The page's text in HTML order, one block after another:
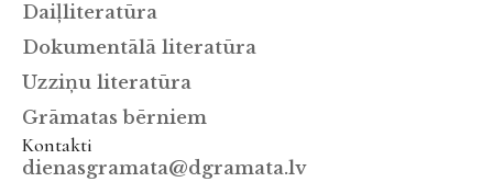
Daiļliteratūra
Dokumentālā literatūra
Uzziņu literatūra
Grāmatas bērniem
Kontakti
dienasgramata@dgramata.lv